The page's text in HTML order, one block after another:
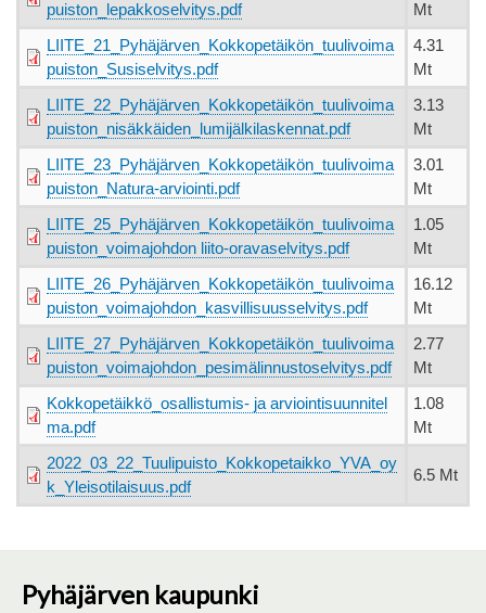
puiston_lepakkoselvitys.pdf
Mt
LIITE_21_Pyhäjärven_Kokkopetäikön_tuulivoima
puiston_Susiselvitys.pdf
4.31
Mt
LIITE_22_Pyhäjärven_Kokkopetäikön_tuulivoima
puiston_nisäkkäiden_lumijälkilaskennat.pdf
3.13
Mt
LIITE_23_Pyhäjärven_Kokkopetäikön_tuulivoima
puiston_Natura-arviointi.pdf
3.01
Mt
LIITE_25_Pyhäjärven_Kokkopetäikön_tuulivoima
puiston_voimajohdon liito-oravaselvitys.pdf
1.05
Mt
LIITE_26_Pyhäjärven_Kokkopetäikön_tuulivoima
puiston_voimajohdon_kasvillisuusselvitys.pdf
16.12
Mt
LIITE_27_Pyhäjärven_Kokkopetäikön_tuulivoima
puiston_voimajohdon_pesimälinnustoselvitys.pdf
2.77
Mt
Kokkopetäikkö_osallistumis- ja arviointisuunnitel
ma.pdf
1.08
Mt
2022_03_22_Tuulipuisto_Kokkopetaikko_YVA_oy
k_Yleisotilaisuus.pdf
6.5 Mt
Pyhäjärven kaupunki